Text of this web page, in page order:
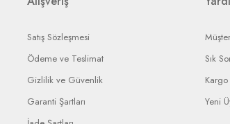
Satış Sözleşmesi
Ödeme ve Teslimat
Gizlilik ve Güvenlik
Garanti Şartları
Sık
Yeni